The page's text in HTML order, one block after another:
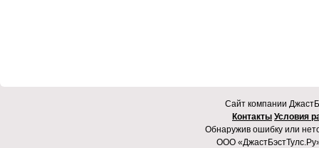
Cайт компании
Контакты Условия
Обнаружив ошибку или
ООО